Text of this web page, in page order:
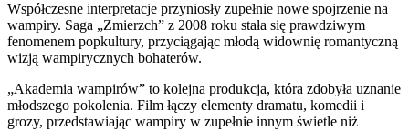
Współczesne interpretacje przyniosły zupełnie nowe spojrzenie na
wampiry. Saga „Zmierzch” z 2008 roku stała się prawdziwym
fenomenem popkultury, przyciągając młodą widownię romantyczną
wizją wampirycznych bohaterów.
„Akademia wampirów” to kolejna produkcja, która zdobyła uznanie
młodszego pokolenia. Film łączy elementy dramatu, komedii i
grozy, przedstawiając wampiry w zupełnie innym świetle niż